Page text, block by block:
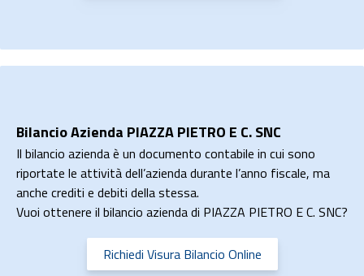
Bilancio Azienda PIAZZA PIETRO E C. SNC
Il bilancio azienda è un documento contabile in cui sono
riportate le attività dell’azienda durante l’anno fiscale, ma
anche crediti e debiti della stessa.
Vuoi ottenere il bilancio azienda di PIAZZA PIETRO E C. SNC?
Richiedi Visura Bilancio Online